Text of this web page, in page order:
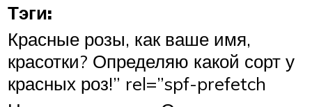
Тэги:
Красные розы, как ваше имя,
красотки? Определяю какой сорт у
красных роз!” rel=”spf-prefetch